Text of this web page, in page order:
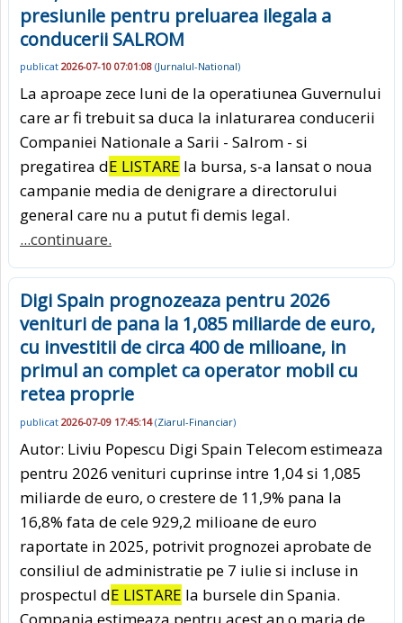
presiunile pentru preluarea ilegala a
conducerii SALROM
publicat 2026-07-10 07:01:08 (Jurnalul-National)
La aproape zece luni de la operatiunea Guvernului
care ar fi trebuit sa duca la inlaturarea conducerii
Companiei Nationale a Sarii - Salrom - si
pregatirea dE LISTARE la bursa, s-a lansat o noua
campanie media de denigrare a directorului
general care nu a putut fi demis legal.
...continuare.
Digi Spain prognozeaza pentru 2026
venituri de pana la 1,085 miliarde de euro,
cu investitii de circa 400 de milioane, in
primul an complet ca operator mobil cu
retea proprie
publicat 2026-07-09 17:45:14(Ziarul-Financiar)
Autor: Liviu Popescu Digi Spain Telecom estimeaza
pentru 2026 venituri cuprinse intre 1,04 si 1,085
miliarde de euro, o crestere de 11,9% pana la
16,8% fata de cele 929,2 milioane de euro
raportate in 2025, potrivit prognozei aprobate de
consiliul de administratie pe 7 iulie si incluse in
prospectul dE LISTARE la bursele din Spania.
Compania estimeaza pentru acest an o marja de